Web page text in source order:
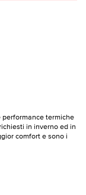
performance termiche
in inverno ed in
comfort e sono i